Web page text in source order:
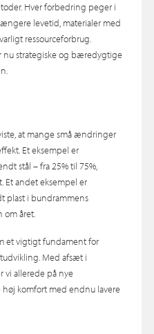
Hver forbedring peger i
levetid, materialer med
ressourceforbrug.
nu strategiske og bæredygtige
at mange små ændringer
Et eksempel er
stål – fra 25% til 75%,
Et andet eksempel er
plast i bundrammens
om året.
et vigtigt fundament for
Med afsæt i
vi allerede på nye
høj komfort med endnu lavere